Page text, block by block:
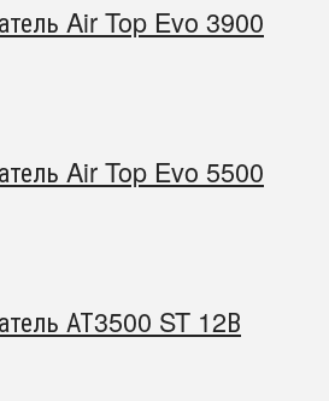
Air Top Evo 3900
Air Top Evo 5500
АТ3500 ST 12В